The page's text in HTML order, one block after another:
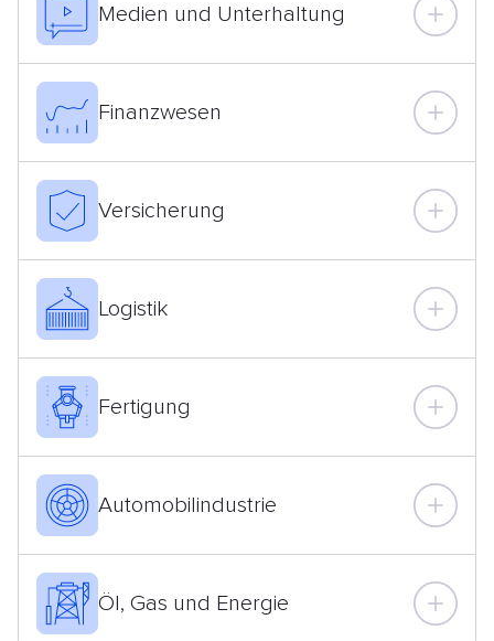
Medien und Unterhaltung
Finanzwesen
Versicherung
Logistik
Fertigung
Automobilindustrie
Öl, Gas und Energie